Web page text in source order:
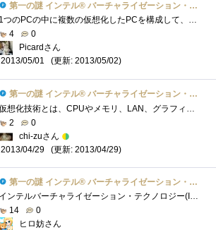
第一の謎 インテル® バーチャライゼーション・テクノロジーとは？
1つのPCの中に複数の仮想化したPCを構成して、複数のOSを同時に動作させることで、省資源/セキュリティの確保等が行えます。一般的には、PCは、1...
4
0
Picardさん
2013/05/01
(更新: 2013/05/02)
第一の謎 インテル® バーチャライゼーション・テクノロジーとは？
仮想化技術とは、CPUやメモリ、LAN、グラフィックスといったハードウェアリソースを仮想化することを意味します。 通常のPCでは、1台の物理PCが�...
2
0
chi-zuさん
2013/04/29
(更新: 2013/04/29)
第一の謎 インテル® バーチャライゼーション・テクノロジーとは？
インテルバーチャライゼーション・テクノロジー(IntelVirtualizationTechnology）とは、Intel社のマイクロプロセッサ（CPU）に採用されているシステム仮想...
14
0
ヒロ妨さん